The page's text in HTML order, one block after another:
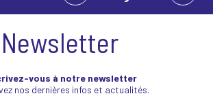
Newsletter
vous à notre newsletter
nos dernières infos et actualités.